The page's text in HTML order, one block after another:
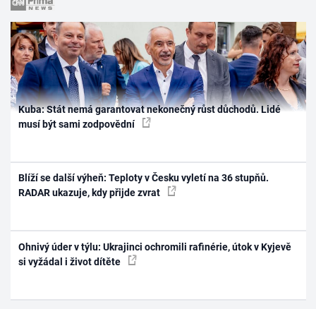
Kuba: Stát nemá garantovat nekonečný růst důchodů. Lidé
musí být sami zodpovědní
Blíží se další výheň: Teploty v Česku vyletí na 36 stupňů.
RADAR ukazuje, kdy přijde zvrat
Ohnivý úder v týlu: Ukrajinci ochromili rafinérie, útok v Kyjevě
si vyžádal i život dítěte